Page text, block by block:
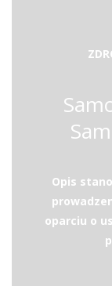
Opis
oparciu o